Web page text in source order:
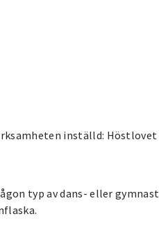
inställd: Höstlovet
typ av dans- eller